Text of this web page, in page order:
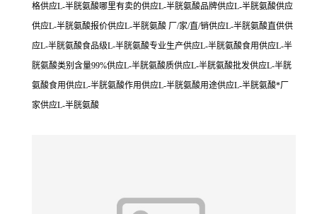
格供应L-半胱氨酸哪里有卖的供应L-半胱氨酸品牌供应L-半胱氨酸供应
供应L-半胱氨酸报价供应L-半胱氨酸 厂/家/直/销供应L-半胱氨酸直供供
应L-半胱氨酸食品级L-半胱氨酸专业生产供应L-半胱氨酸食用供应L-半
胱氨酸类别含量99%供应L-半胱氨酸质供应L-半胱氨酸批发供应L-半胱
氨酸食用供应L-半胱氨酸作用供应L-半胱氨酸用途供应L-半胱氨酸*厂
家供应L-半胱氨酸